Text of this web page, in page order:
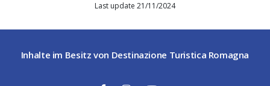
Last update 21/11/2024
Inhalte im Besitz von Destinazione Turistica Romagna